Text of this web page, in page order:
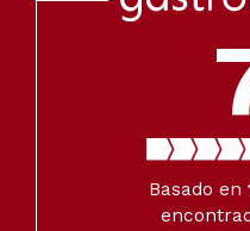
Basado en